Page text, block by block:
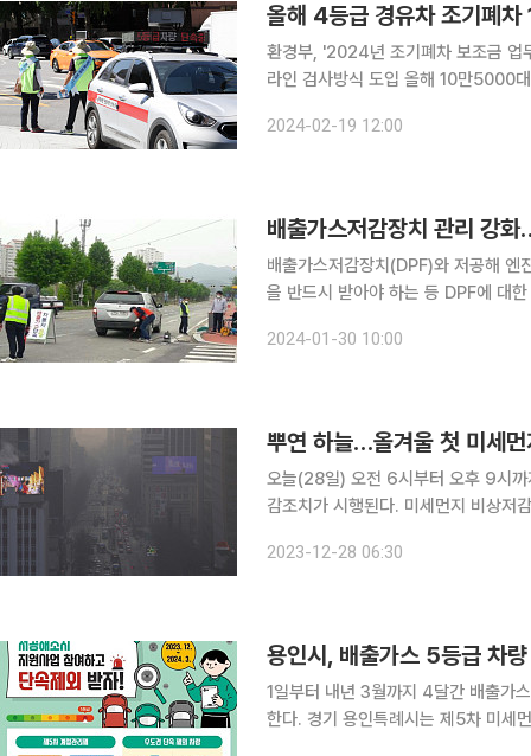
올해 4등급 경유차 조기폐
환경부, '2024년 조기폐차 보조금 업
라인 검사방식 도입 올해 10만5000대에 달하는 4등급 경유차에 조기폐차 지원금을 지급한다. 특
미세먼지 저감을 위해 추진 중인 노후
2024-02-19 12:00
배출가스저감장치 관리 강
배출가스저감장치(DPF)와 저공해 엔
을 반드시 받아야 하는 등 DPF에 대한 관리가 강화된다. 환경부
2024-01-30 10:00
뿌연 하늘…올겨울 첫 미세
오늘(28일) 오전 6시부터 오후 9시까
감조치가 시행된다. 미세먼지 비상저감조
되는 사업장은 공공 사업장을 중심으
2023-12-28 06:30
용인시, 배출가스 5등급 차
1일부터 내년 3월까지 4달간 배출가
한다. 경기 용인특례시는 제5차 미세먼지 계절관리제 시행에 따라 시민 안전을 강화하기 위해 배출